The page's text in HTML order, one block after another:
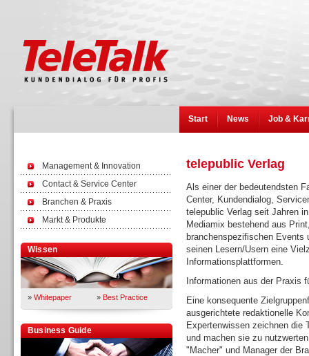
Start News Job &
Management & Innovation
Contact & Service Center
Branchen & Praxis
Markt & Produkte
Wissen
» Whitepaper » Best Practice
Business Guide
telepublic Verlag
Als einer der bedeutendsten
Center, Kundendialog,
telepublic Verlag seit Jahren
Mediamix bestehend aus
branchenspezifischen Events
seinen Lesern/Usern eine
Informationsplattformen.
Informationen aus der Praxis
Eine konsequente
ausgerichtete redaktionelle
Expertenwissen zeichnen die
und machen sie zu
"Macher" und Manager der